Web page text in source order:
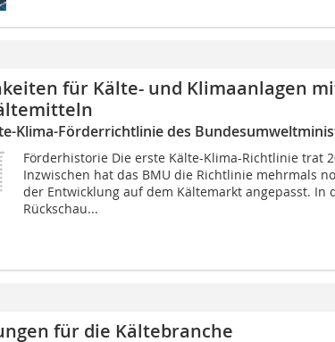
für Kälte- und Klimaanlagen
Klima-Förderrichtlinie des
Förderhistorie Die erste Kälte-Klima-Richtlinie trat
Inzwischen hat das BMU die Richtlinie mehrmals
der Entwicklung auf dem Kältemarkt angepasst. In
Rückschau...
für die Kältebranche